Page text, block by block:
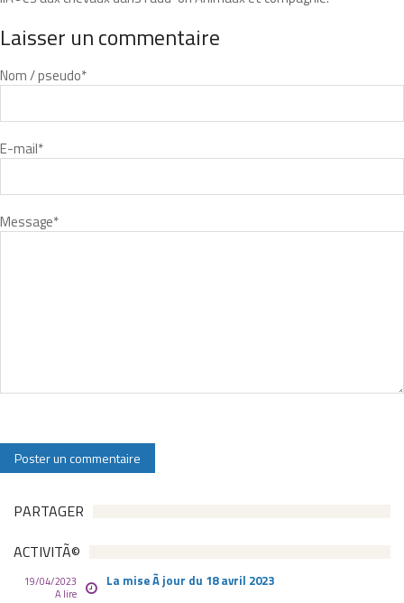
Laisser un commentaire
Nom / pseudo*
E-mail*
Message*
PARTAGER
ACTIVITÃ©
19/04/2023
A lire
La mise Ã jour du 18 avril 2023